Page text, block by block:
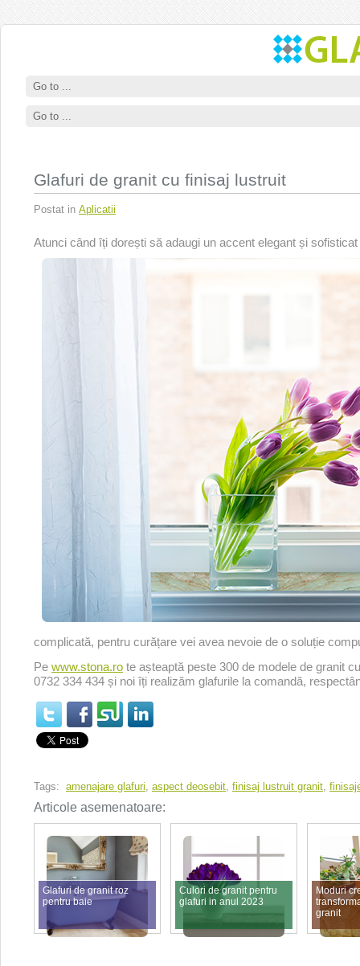
Glafuri de granit cu finisaj lustruit
Postat in Aplicatii
Atunci când îți dorești să adaugi un accent elegant și
complicată, pentru curățare vei avea nevoie de o soluție
Pe www.stona.ro te așteaptă peste 300 de modele de granit
0732 334 434 și noi îți realizăm glafurile la comandă,
Tags: amenajare glafuri, aspect deosebit, finisaj lustruit granit,
Articole asemenatoare:
Glafuri de granit roz
pentru baie
Culori de granit pentru
glafuri in anul 2023
Moduri
granit